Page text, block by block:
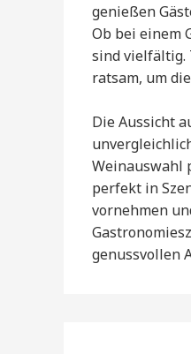
genießen
Ob bei einem
sind vielfältig.
ratsam, um
Die Aussicht
Weinauswahl
perfekt in
vornehmen
genussvollen